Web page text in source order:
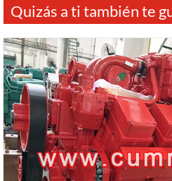
Quizás a ti también te